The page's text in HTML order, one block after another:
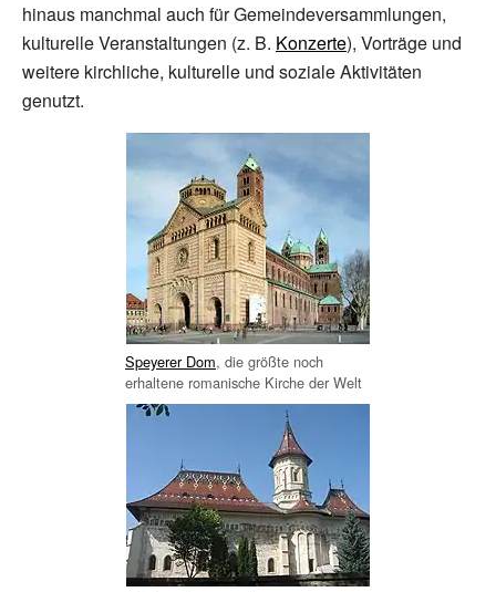
hinaus manchmal auch für Gemeindeversammlungen,
kulturelle Veranstaltungen (z. B. Konzerte), Vorträge und
weitere kirchliche, kulturelle und soziale Aktivitäten
genutzt.
Speyerer Dom, die größte noch
erhaltene romanische Kirche der Welt